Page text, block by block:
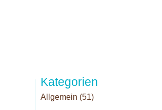
Kategorien
Allgemein (51)